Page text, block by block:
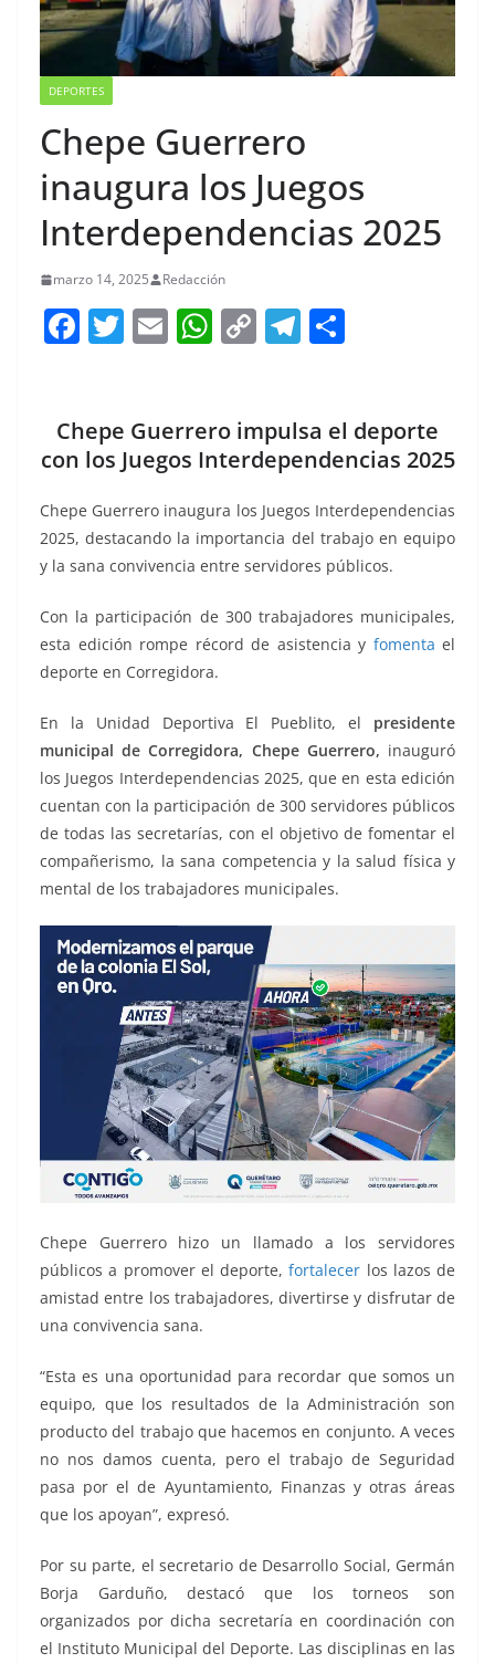
DEPORTES
Chepe Guerrero
inaugura los Juegos
Interdependencias 2025
marzo 14, 2025 Redacción
F
e
b
o
o
k
T
er
E
l
W
s
A
p
p
C
y
Li
n
k
T
gr
a
m
e
Chepe Guerrero impulsa el deporte
con los Juegos Interdependencias 2025
Chepe Guerrero inaugura los Juegos Interdependencias
2025, destacando la importancia del trabajo en equipo
y la sana convivencia entre servidores públicos.
Con la participación de 300 trabajadores municipales,
esta edición rompe récord de asistencia y fomenta el
deporte en Corregidora.
En la Unidad Deportiva El Pueblito, el presidente
municipal de Corregidora, Chepe Guerrero, inauguró
los Juegos Interdependencias 2025, que en esta edición
cuentan con la participación de 300 servidores públicos
de todas las secretarías, con el objetivo de fomentar el
compañerismo, la sana competencia y la salud física y
mental de los trabajadores municipales.
Chepe Guerrero hizo un llamado a los servidores
públicos a promover el deporte,fortalecer los lazos de
amistad entre los trabajadores, divertirse y disfrutar de
una convivencia sana.
“Esta es una oportunidad para recordar que somos un
equipo, que los resultados de la Administración son
producto del trabajo que hacemos en conjunto. A veces
no nos damos cuenta, pero el trabajo de Seguridad
pasa por el de Ayuntamiento, Finanzas y otras áreas
que los apoyan”, expresó.
Por su parte, el secretario de Desarrollo Social, Germán
Borja Garduño, destacó que los torneos son
organizados por dicha secretaría en coordinación con
el Instituto Municipal del Deporte. Las disciplinas en las